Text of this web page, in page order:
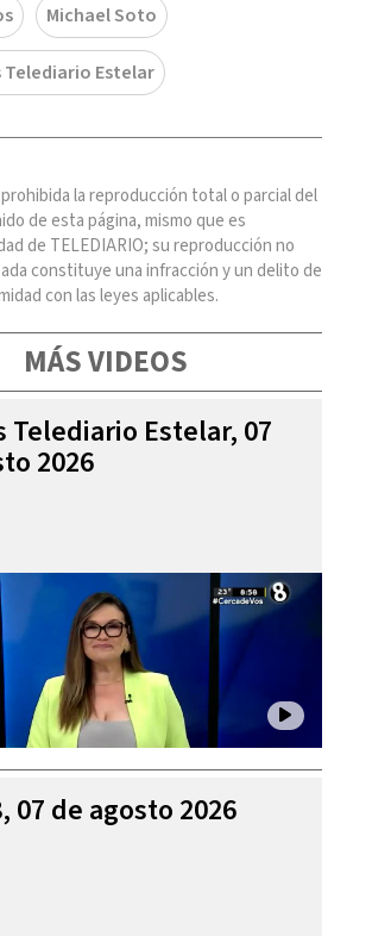
Michael Soto
Estelar
la reproducción total o parcial del
de esta página, mismo que es
de TELEDIARIO; su reproducción no
constituye una infracción y un delito de
con las leyes aplicables.
MÁS VIDEOS
Telediario Estelar, 07
2026
07 de agosto 2026